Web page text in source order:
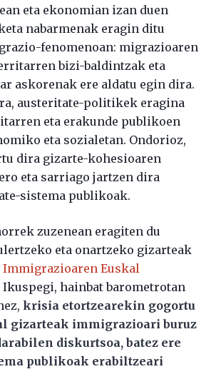
eta ekonomian izan duen
nabarmenak eragin ditu
fenomenoan: migrazioaren
bizi-baldintzak eta
askorenak ere aldatu egin dira.
austeritate-politikek eragina
eta erakunde publikoen
eta sozialetan. Ondorioz,
dira gizarte-kohesioaren
eta sarriago jartzen dira
sistema publikoak.
zuzenean eragiten du
eta onartzeko gizarteak
Immigrazioaren Euskal
Ikuspegi, hainbat barometrotan
krisia etortzearekin gogortu
gizarteak immigrazioari buruz
diskurtsoa, batez ere
publikoak erabiltzeari